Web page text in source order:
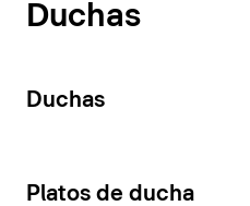
Duchas
Duchas
Platos de ducha